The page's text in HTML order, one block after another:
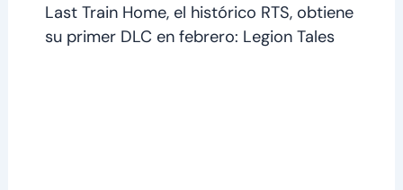
Last Train Home, el histórico RTS, obtiene
su primer DLC en febrero: Legion Tales